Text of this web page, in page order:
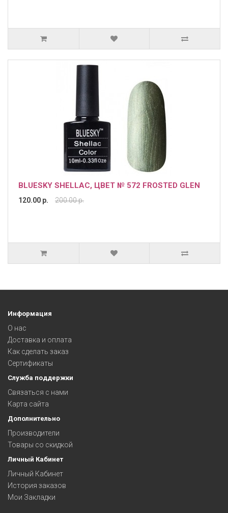
BLUESKY SHELLAC, ЦВЕТ № 572 FROSTED GLEN
120.00 р. 200.00 р.
Информация
О нас
Доставка и оплата
Как сделать заказ
Сертификаты
Служба поддержки
Связаться с нами
Карта сайта
Дополнительно
Производители
Товары со скидкой
Личный Кабинет
Личный Кабинет
История заказов
Мои Закладки